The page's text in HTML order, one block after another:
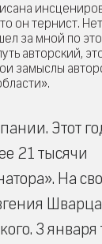
он тернист.
за мной по
авторский,
замыслы
Этот
21 тысячи
На
3 января